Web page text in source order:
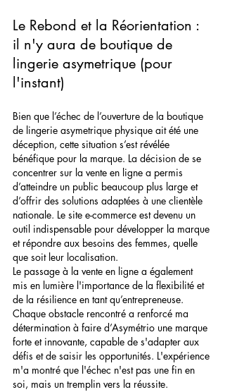
Le Rebond et la Réorientation :
il n'y aura de boutique de
lingerie asymetrique (pour
l'instant)
Bien que l’échec de l’ouverture de la boutique
de lingerie asymetrique physique ait été une
déception, cette situation s’est révélée
bénéfique pour la marque. La décision de se
concentrer sur la vente en ligne a permis
d’atteindre un public beaucoup plus large et
d’offrir des solutions adaptées à une clientèle
nationale. Le site e-commerce est devenu un
outil indispensable pour développer la marque
et répondre aux besoins des femmes, quelle
que soit leur localisation.
Le passage à la vente en ligne a également
mis en lumière l'importance de la flexibilité et
de la résilience en tant qu’entrepreneuse.
Chaque obstacle rencontré a renforcé ma
détermination à faire d’Asymétrio une marque
forte et innovante, capable de s'adapter aux
défis et de saisir les opportunités. L'expérience
m'a montré que l'échec n'est pas une fin en
soi, mais un tremplin vers la réussite.